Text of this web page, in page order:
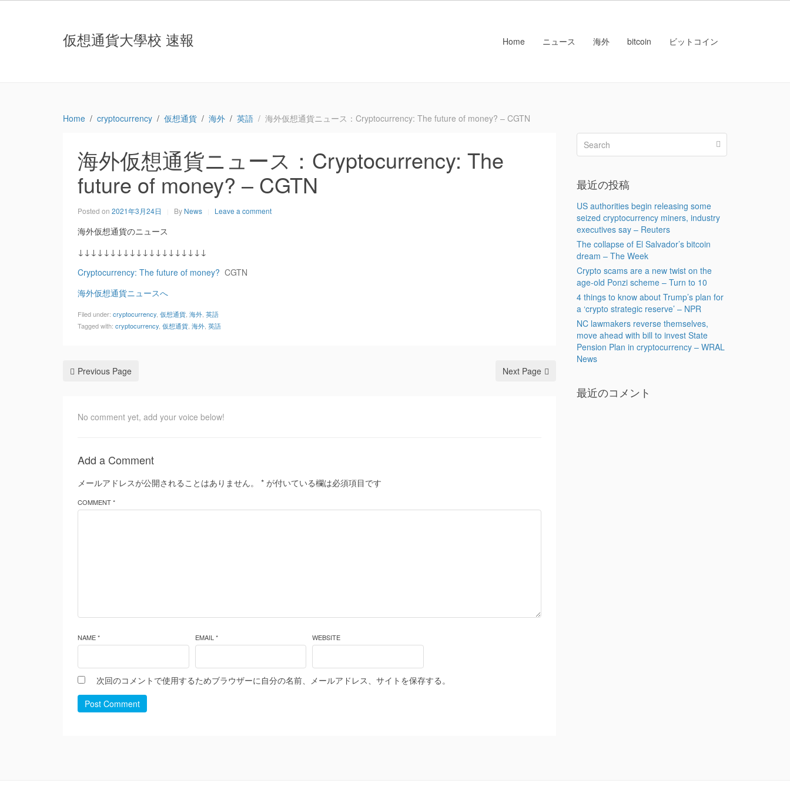
仮想通貨大學校 速報 Home ニュース 海外 bitcoin ビットコイン
Home cryptocurrency 仮想通貨 海外 英語 海外仮想通貨ニュース：Cryptocurrency: The future of money? – CGTN
海外仮想通貨ニュース：Cryptocurrency: The
future of money? – CGTN
Posted on 2021年3月24日 By News Leave a comment
海外仮想通貨のニュース
↓↓↓↓↓↓↓↓↓↓↓↓↓↓↓↓↓↓↓↓
Cryptocurrency: The future of money? CGTN
海外仮想通貨ニュースへ
Filed under: cryptocurrency 仮想通貨 海外 英語
Tagged with: cryptocurrency 仮想通貨 海外 英語
Previous Page Next Page
No comment yet, add your voice below!
Add a Comment
メールアドレスが公開されることはありません。 * が付いている欄は必須項目です
COMMENT *
NAME * EMAIL * WEBSITE
次回のコメントで使用するためブラウザーに自分の名前、メールアドレス、サイトを保存する。
Post Comment
最近の投稿
US authorities begin releasing some
seized cryptocurrency miners, industry
executives say – Reuters
The collapse of El Salvador’s bitcoin
dream – The Week
Crypto scams are a new twist on the
age-old Ponzi scheme – Turn to 10
4 things to know about Trump’s plan for
a ‘crypto strategic reserve’ – NPR
NC lawmakers reverse themselves,
move ahead with bill to invest State
Pension Plan in cryptocurrency – WRAL
News
最近のコメント